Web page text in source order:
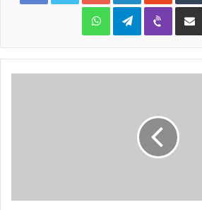
WhatsAppTelegramViber